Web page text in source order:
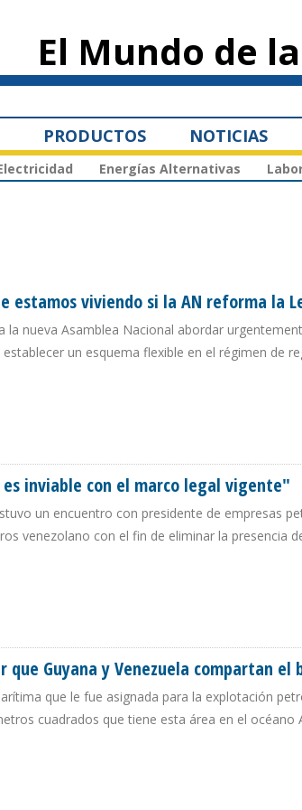
principal
El Mundo de
PRODUCTOS NOTICIAS
Energías Alternativas
estamos viviendo si la AN reforma la
nueva Asamblea Nacional abordar
un esquema flexible en el régimen de
inviable con el marco legal vigente"
un encuentro con presidente de empresas
venezolano con el fin de eliminar la presencia
Guyana y Venezuela compartan el
que le fue asignada para la explotación
cuadrados que tiene esta área en el océano